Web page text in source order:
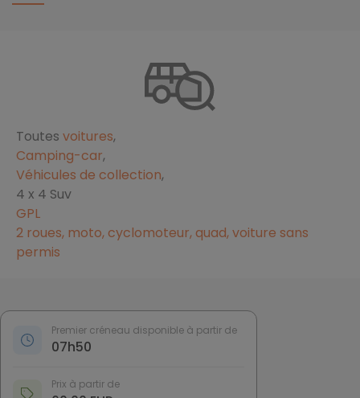
Toutes voitures,
Camping-car,
Véhicules de collection,
4 x 4 Suv
GPL
2 roues, moto, cyclomoteur, quad, voiture sans
permis
Premier créneau disponible à partir de
07h50
Prix à partir de